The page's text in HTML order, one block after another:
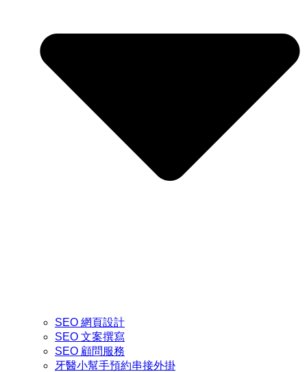
SEO 網頁設計
SEO 文案撰寫
SEO 顧問服務
牙醫小幫手預約串接外掛